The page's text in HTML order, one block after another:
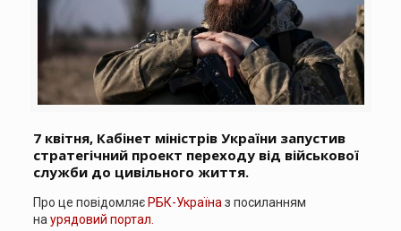
7 квітня, Кабінет міністрів України запустив
стратегічний проект переходу від військової
служби до цивільного життя.
Про це повідомляє РБК-Україна з посиланням
наурядовий портал.